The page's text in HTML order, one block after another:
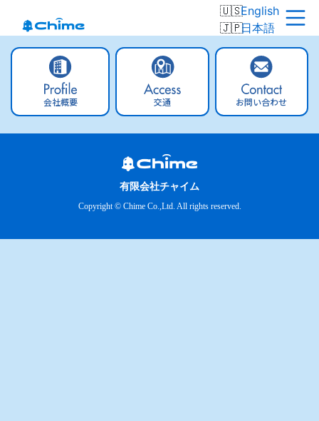
English
日本語
会社概要 交通 お問い合わせ
有限会社チャイム
Copyright © Chime Co.,Ltd. All rights reserved.